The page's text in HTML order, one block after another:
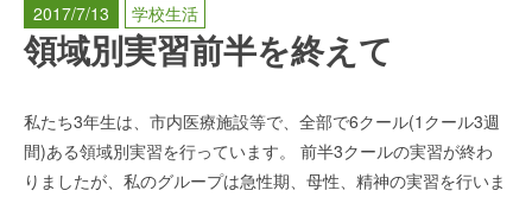
2017/7/13 学校生活
領域別実習前半を終えて
私たち3年生は、市内医療施設等で、全部で6クール(1クール3週
間)ある領域別実習を行っています。 前半3クールの実習が終わ
りましたが、私のグループは急性期、母性、精神の実習を行いま